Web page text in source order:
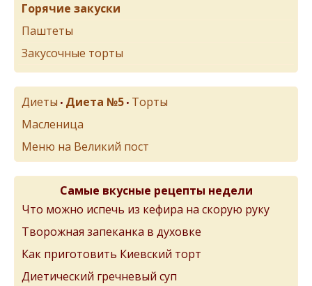
Горячие закуски
Паштеты
Закусочные торты
Диеты • Диета №5 • Торты
Масленица
Меню на Великий пост
Самые вкусные рецепты недели
Что можно испечь из кефира на скорую руку
Творожная запеканка в духовке
Как приготовить Киевский торт
Диетический гречневый суп